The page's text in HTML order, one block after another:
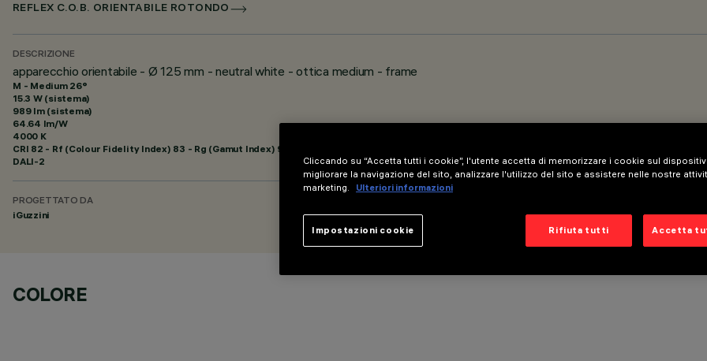
REFLEX C.O.B. ORIENTABILE ROTONDO
DESCRIZIONE
apparecchio orientabile - Ø 125 mm - neutral white - ottica medium - frame
M - Medium 26°
15.3 W (sistema)
989 lm (sistema)
64.64 lm/W
4000 K
CRI 82 - Rf (Colour Fidelity Index) 83 - Rg (Gamut Index) 94
DALI-2
PROGETTATO DA
iGuzzini
COLORE
Cliccando su “Accetta tutti i cookie”, l'utente accetta di memorizzare i cookie sul
migliorare la navigazione del sito, analizzare l'utilizzo del sito e assistere nelle nostre
marketing.
Ulteriori informazioni
Rifiuta tutti Accetta
Impostazioni cookie